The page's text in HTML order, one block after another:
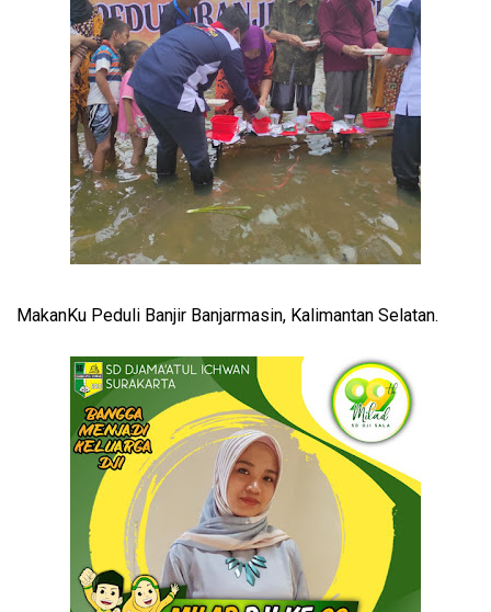
MakanKu Peduli Banjir Banjarmasin, Kalimantan Selatan.